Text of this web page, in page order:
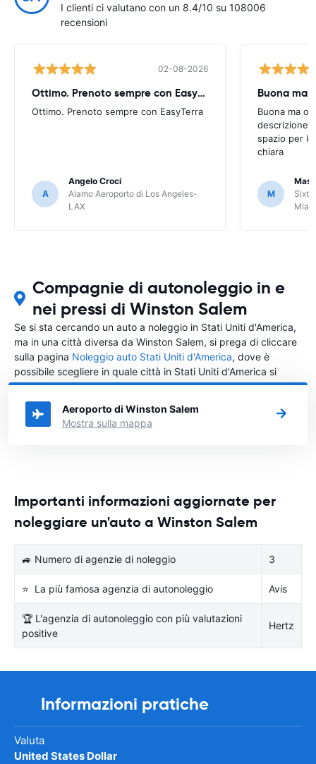
I clienti ci valutano con un 8.4/10 su 108006
recensioni
02-08-2026
Ottimo. Prenoto sempre con EasyTerra
Ottimo. Prenoto sempre con EasyTerra
A
Angelo Croci
Alamo Aeroporto di Los Angeles-
LAX
Buona ma
Buona ma
descrizione
spazio per
chiara
M
Sixt
Compagnie di autonoleggio in e
nei pressi di Winston Salem
Se si sta cercando un auto a noleggio in Stati Uniti d'America,
ma in una città diversa da Winston Salem, si prega di cliccare
sulla pagina Noleggio auto Stati Uniti d'America, dove è
possibile scegliere in quale città in Stati Uniti d'America si
vuole noleggiare l'auto.
Aeroporto di Winston Salem
Mostra sulla mappa
Importanti informazioni aggiornate per
noleggiare un'auto a Winston Salem
🚙 Numero di agenzie di noleggio 3
⭐ La più famosa agenzia di autonoleggio Avis
🏆 L'agenzia di autonoleggio con più valutazioni
positive
Hertz
Informazioni pratiche
Valuta
United States Dollar